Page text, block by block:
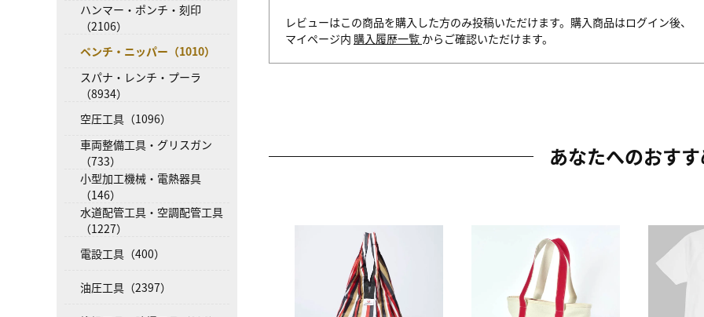
レビューはこの商品を購入した方のみ投稿いただけます。購入商品はログイン後、
マイページ内 購入履歴一覧 からご確認いただけます。
あなたへのおす
ハンマー・ポンチ・刻印
（2106）
ペンチ・ニッパー（1010）
スパナ・レンチ・プーラ
（8934）
空圧工具（1096）
車両整備工具・グリスガン
（733）
小型加工機械・電熱器具
（146）
水道配管工具・空調配管工具
（1227）
電設工具（400）
油圧工具（2397）